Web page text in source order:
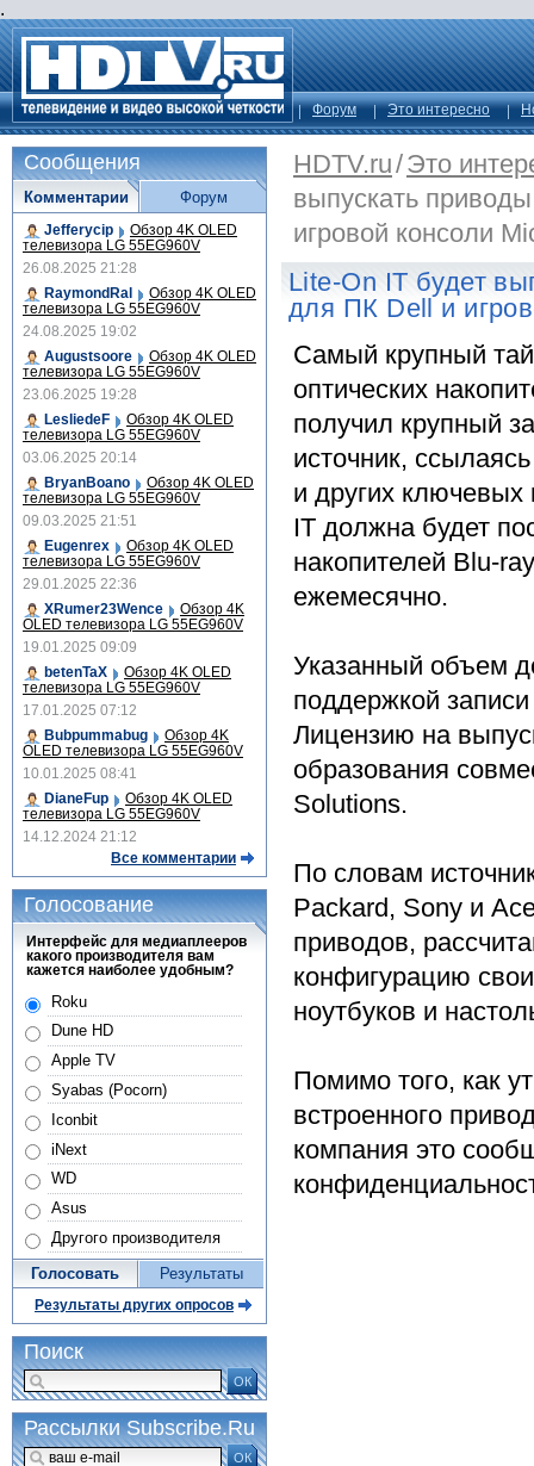
.
Форум Это интересно
HDTV.ru/Это
выпускать
игровой консоли
Lite-On IT будет
для ПК Dell и
Самый крупный
оптических
получил крупный
источник,
и других ключевых
IT должна будет
накопителей Blu-
ежемесячно.
Указанный объем
поддержкой
Лицензию на
образования
Solutions.
По словам
Packard, Sony и
приводов,
конфигурацию
ноутбуков и
Помимо того, как
встроенного
компания это
Сообщения
Комментарии
Jefferycip Обзор 4K OLED
телевизора LG 55EG960V
26.08.2025 21:28
RaymondRal
Обзор 4K OLED
телевизора LG 55EG960V
24.08.2025 19:02
Augustsoore
Обзор 4K OLED
телевизора LG 55EG960V
23.06.2025 19:28
LesliedeF
Обзор 4K OLED
телевизора LG 55EG960V
03.06.2025 20:14
BryanBoano
Обзор 4K OLED
телевизора LG 55EG960V
09.03.2025 21:51
Eugenrex
Обзор 4K OLED
телевизора LG 55EG960V
29.01.2025 22:36
XRumer23Wence
Обзор 4K
OLED телевизора LG 55EG960V
19.01.2025 09:09
betenTaX
Обзор 4K OLED
телевизора LG 55EG960V
17.01.2025 07:12
Bubpummabug
Обзор 4K
OLED телевизора LG 55EG960V
10.01.2025 08:41
DianeFup
Обзор 4K OLED
телевизора LG 55EG960V
14.12.2024 21:12
Все комментарии
Форум
Голосование
Интерфейс для медиаплееров
какого производителя вам
кажется наиболее удобным?
Roku
Dune HD
Apple TV
Syabas (Pocorn)
Iconbit
iNext
WD
Asus
Другого производителя
Голосовать Результаты
Результаты других опросов
Поиск
ОК
Рассылки Subscribe.Ru
ОК